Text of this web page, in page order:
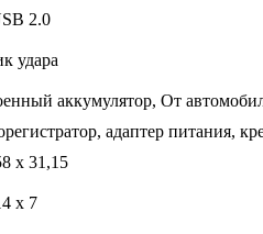
2.0
удара
аккумулятор, От
адаптер питания,
x 31,15
x 7